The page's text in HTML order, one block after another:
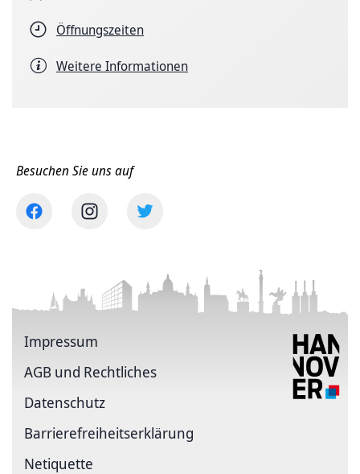
Öffnungszeiten
Weitere Informationen
Besuchen Sie uns auf
Impressum
AGB und Rechtliches
Datenschutz
Barriere­freiheits­erklärung
Netiquette